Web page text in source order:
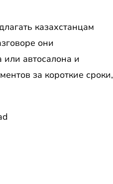
казахстанцам
они
или автосалона и
за короткие сроки,